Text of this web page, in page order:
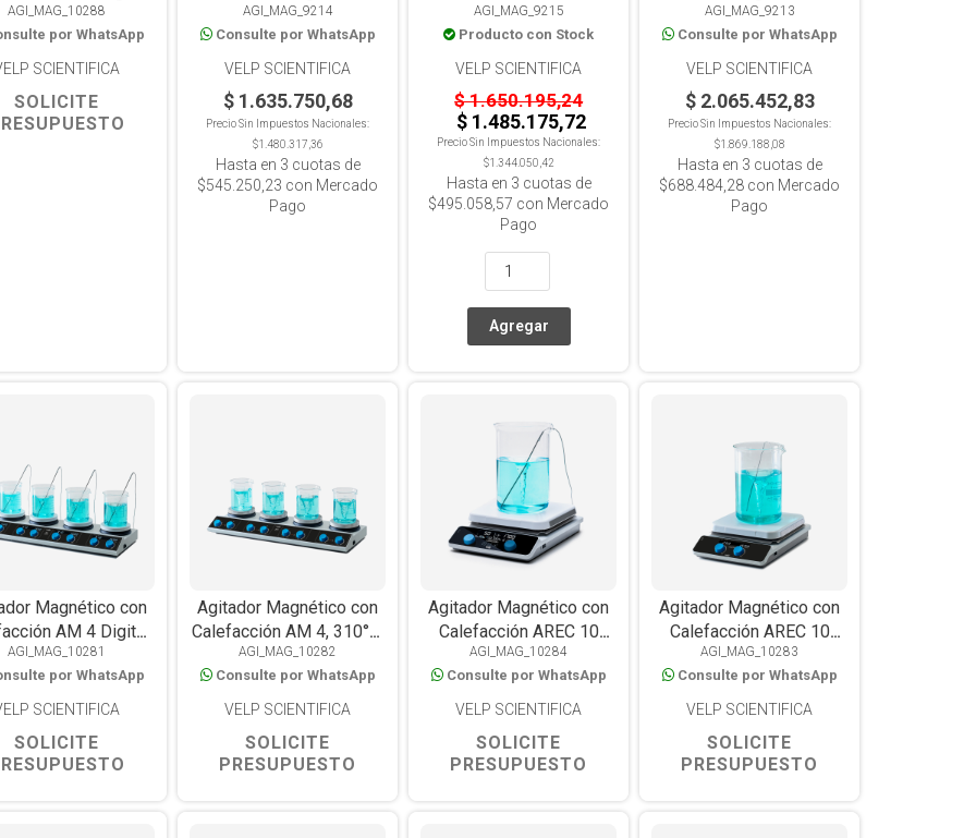
Placa
550°C, 20L,
y USB, soporte y
AGI_MAG_10288
por WhatsApp
SCIENTIFICA
SOLICITE
Calefacción 550°C ,Placa
Cerámica, 15L
AGI_MAG_9214
Consulte por WhatsApp
VELP SCIENTIFICA
$ 1.635.750,68
Precio Sin Impuestos Nacionales:
$1.480.317,36
Hasta en 3 cuotas de
$545.250,23 con Mercado
Pago
550°C, Placa Cerámica,
15L
AGI_MAG_9215
Producto con Stock
VELP SCIENTIFICA
$ 1.650.195,24
$ 1.485.175,72
Precio Sin Impuestos Nacionales:
$1.344.050,42
Hasta en 3 cuotas de
$495.058,57 con Mercado
Pago
Calefacción 550°C, Placa
Cerámica, 15L
AGI_MAG_9213
Consulte por WhatsApp
VELP SCIENTIFICA
$ 2.065.452,83
Precio Sin Impuestos Nacionales:
$1.869.188,08
Hasta en 3 cuotas de
$688.484,28 con Mercado
Pago
Magnético con
AM 4 Digital,
310°C, 20L
c/u
AGI_MAG_10281
por WhatsApp
SCIENTIFICA
SOLICITE
Agitador Magnético con
Calefacción AM 4, 310°C,
4 Posiciones x 15L c/u
AGI_MAG_10282
Consulte por WhatsApp
VELP SCIENTIFICA
SOLICITE
PRESUPUESTO
Agitador Magnético con
Calefacción AREC 10
Advance, Placa Cerámica
260×260 mm, 550°C,
25L, WiFi/USB
AGI_MAG_10284
Consulte por WhatsApp
VELP SCIENTIFICA
SOLICITE
PRESUPUESTO
Agitador Magnético con
Calefacción AREC 10
Digital, Placa Cerámica
260×260 mm, 550°C, 25L
AGI_MAG_10283
Consulte por WhatsApp
VELP SCIENTIFICA
SOLICITE
PRESUPUESTO